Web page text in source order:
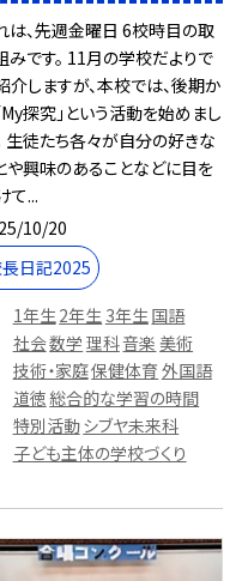
は、先週金曜日 6校時目の取
みです。 11月の学校だよりで
介しますが、本校では、後期か
My探究」という活動を始めまし
生徒たち各々が自分の好きな
や興味のあることなどに目を
て...
10/20
日記2025
1年生 2年生 3年生 国語
社会数学 理科音楽 美術
技術・家庭保健体育 外国語
道徳総合的な学習の時間
特別活動シブヤ未来科
子ども主体の学校づくり